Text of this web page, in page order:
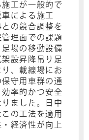
工が一般的で
による施工
の競合調整を
理面での課題
場の移動設備
設昇降吊り足
、載線場にお
守用車群の通
率的かつ安全
ました。日中
の工法を適用
経済性が向上